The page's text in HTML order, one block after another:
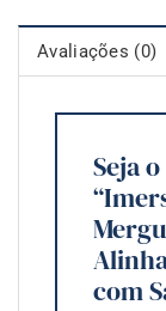
Avaliações (0)
Seja
com